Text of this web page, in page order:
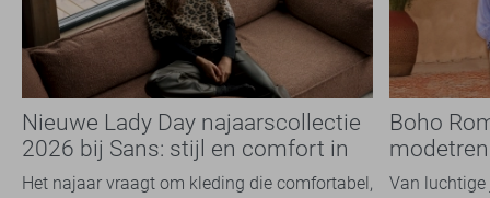
Nieuwe Lady Day najaarscollectie
2026 bij Sans: stijl en comfort in
travelkwaliteit
Het najaar vraagt om kleding die comfortabel,
Boho
overal
Van luchtige